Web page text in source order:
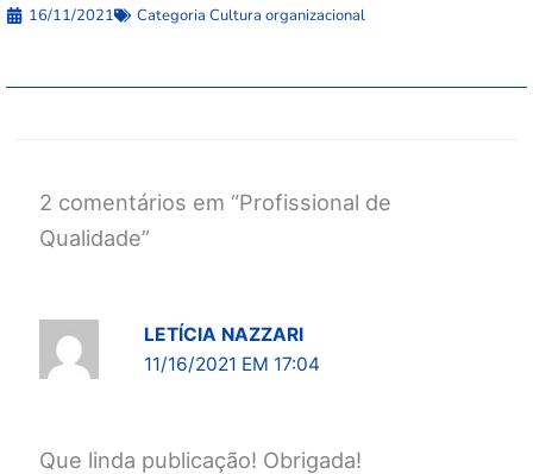
16/11/2021 Categoria Cultura organizacional
2 comentários em “Profissional de
Qualidade”
LETÍCIA NAZZARI
11/16/2021 EM 17:04
Que linda publicação! Obrigada!